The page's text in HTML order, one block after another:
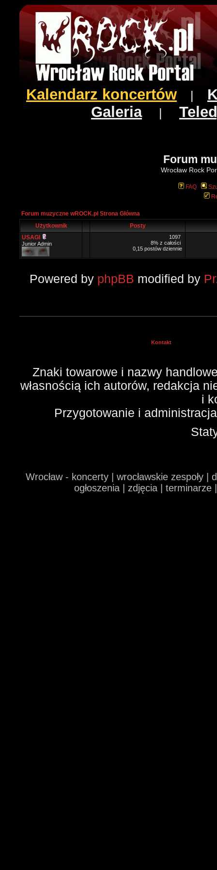
Kalendarz koncertów
Galeria|
Forum
Wrocław Rock
FAQ
Forum muzyczne wROCK.pl Strona Główna
Użytkownik
Posty
USAGI
Junior Admin
1097
8% z całości
0,15 postów dziennie
Powered by phpBB modified by
Kontakt
Znaki towarowe i nazwy
własnością ich autorów, redakcja
i
Przygotowanie i
Wrocław - koncerty | wrocławskie zespoły
ogłoszenia | zdjęcia |